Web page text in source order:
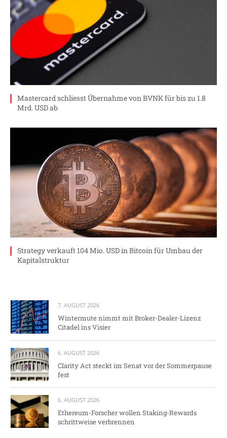
Mastercard schliesst Übernahme von BVNK für bis zu 1.8
Mrd. USD ab
Strategy verkauft 104 Mio. USD in Bitcoin für Umbau der
Kapitalstruktur
7. AUGUST 2026
Wintermute nimmt mit Broker-Dealer-Lizenz
Citadel ins Visier
6. AUGUST 2026
Clarity Act steckt im Senat vor der Sommerpause
fest
6. AUGUST 2026
Ethereum-Forscher wollen Staking-Rewards
schrittweise verbrennen